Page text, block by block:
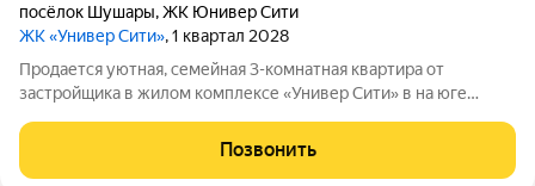
посёлок Шушары,ЖК Юнивер Сити
ЖК «Универ Сити», 1 квартал 2028
Продается уютная, семейная 3-комнатная квартира от
застройщика в жилом комплексе «Универ Сити» в на юге
всего за 30 минут. Удобная, классическая, функциональная
европланировка, большая
Позвонить